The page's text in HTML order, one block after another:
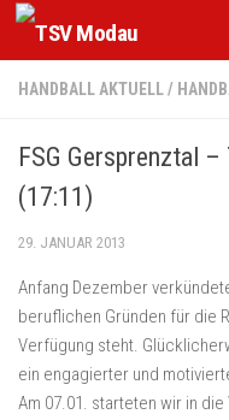
Zum Inhalt springen
HANDBALL AKTUELL/
FSG Gersprenztal
(17:11)
29. JANUAR 2013
Anfang Dezember
beruflichen Gründen für die
Verfügung steht.
ein engagierter und
Am 07.01. starteten wir in